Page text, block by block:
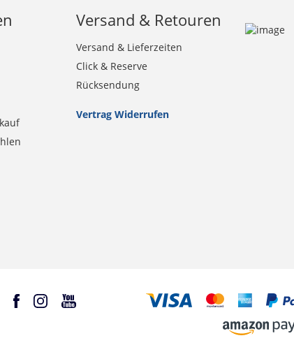
Versand & Retouren
Versand & Lieferzeiten
Click & Reserve
Rücksendung
Vertrag Widerrufen